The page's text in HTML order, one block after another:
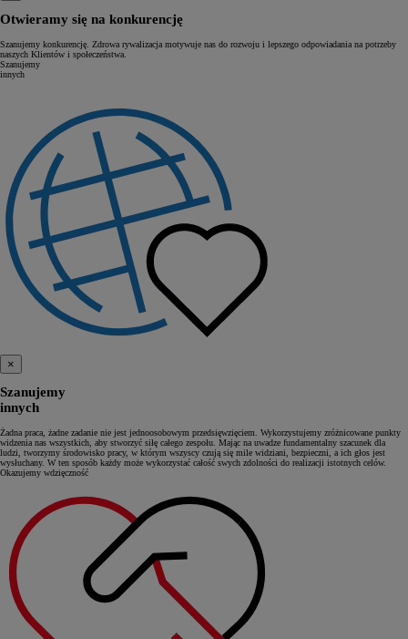
Otwieramy się na konkurencję
Szanujemy konkurencję. Zdrowa rywalizacja motywuje nas do rozwoju i lepszego odpowiadania na potrzeby
naszych Klientów i społeczeństwa.
Szanujemy
innych
×
Szanujemy
innych
Żadna praca, żadne zadanie nie jest jednoosobowym przedsięwzięciem. Wykorzystujemy zróżnicowane punkty
widzenia nas wszystkich, aby stworzyć siłę całego zespołu. Mając na uwadze fundamentalny szacunek dla
ludzi, tworzymy środowisko pracy, w którym wszyscy czują się mile widziani, bezpieczni, a ich głos jest
wysłuchany. W ten sposób każdy może wykorzystać całość swych zdolności do realizacji istotnych celów.
Okazujemy wdzięczność